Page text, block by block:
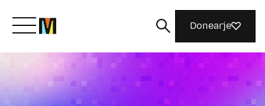
Kom yn ’e kunde mei Mozilla
Donearje